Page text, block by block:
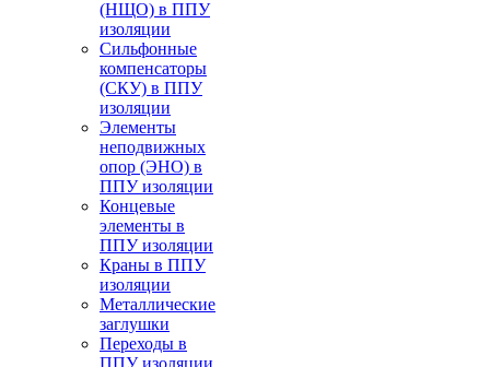
(НЩО) в ППУ
изоляции
Cильфонные
компенсаторы
(СКУ) в ППУ
изоляции
Элементы
неподвижных
опор (ЭНО) в
ППУ изоляции
Концевые
элементы в
ППУ изоляции
Краны в ППУ
изоляции
Металлические
заглушки
Переходы в
ППУ изоляции